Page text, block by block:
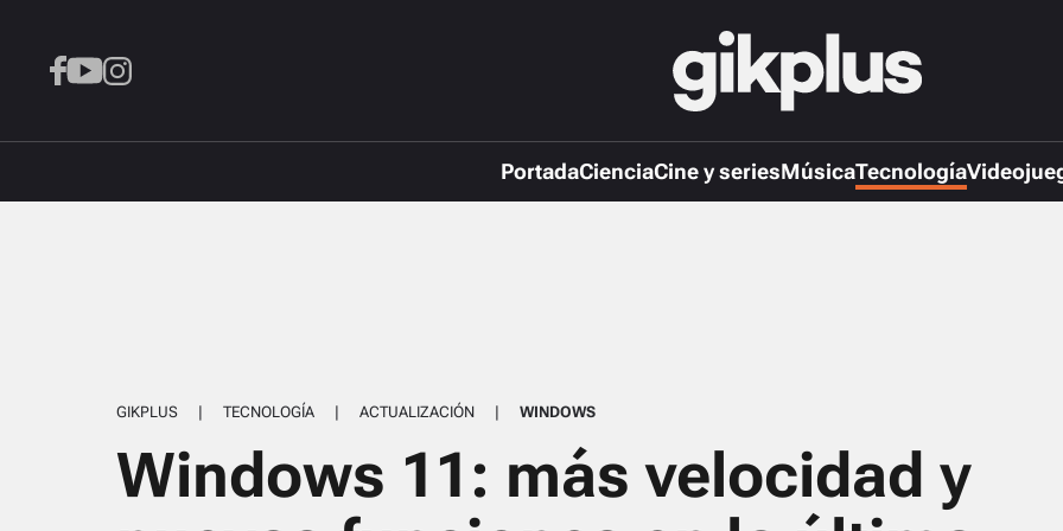
PortadaCienciaCine y seriesMúsicaTecnología
GIKPLUS | TECNOLOGÍA | ACTUALIZACIÓN | WINDOWS
Windows 11: más velocidad y